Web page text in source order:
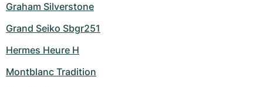
Graham Silverstone
Grand Seiko Sbgr251
Hermes Heure H
Montblanc Tradition